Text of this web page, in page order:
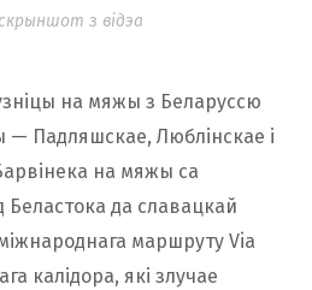
з відэа
на мяжы з Беларуссю
— Падляшскае, Люблінскае і
на мяжы са
Беластока да славацкай
маршруту Via
калідора, які злучае